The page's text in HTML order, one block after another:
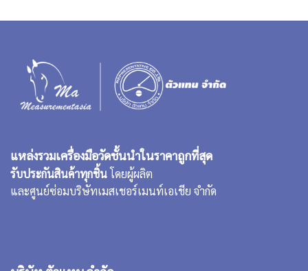
แหล่งรวมเครื่องมือวัดชั้นนำในราคาถูกที่สุด
รับประกันสินค้าทุกชิ้น โดยผู้ผลิต
และศูนย์ซ่อมบริษัทเมสเชอร์เมนท์เอเชีย จำกัด